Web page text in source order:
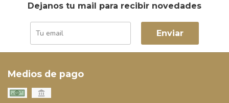
Dejanos tu mail para recibir novedades
Enviar
Medios de pago